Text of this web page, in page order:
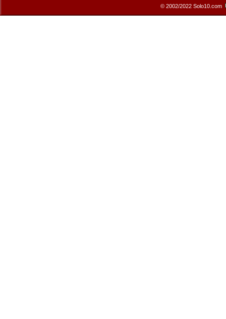
© 2002/2022 Solo10.com